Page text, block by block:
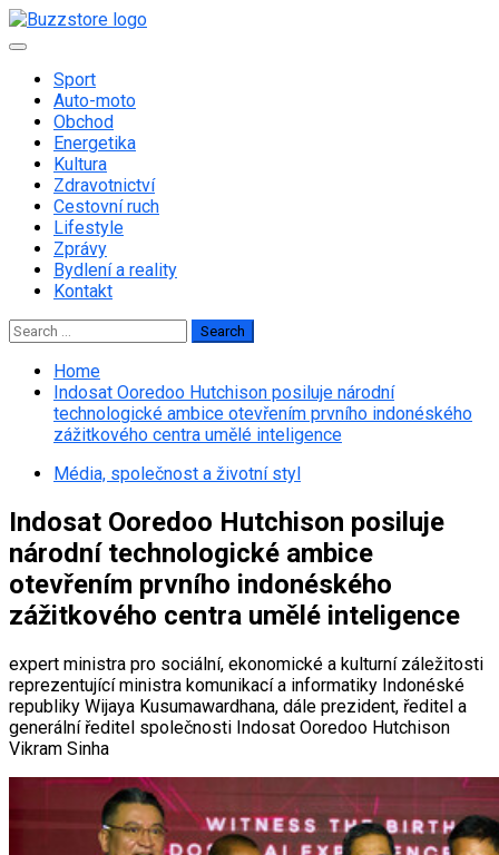
Skip
to
Primary
Sport
Auto-moto
Obchod
Energetika
Kultura
Zdravotnictví
Cestovní ruch
Lifestyle
Zprávy
Bydlení a reality
Kontakt
Search
for:
Home
Indosat Ooredoo Hutchison posiluje národní
technologické ambice otevřením prvního indonéského
zážitkového centra umělé inteligence
Média, společnost a životní styl
Indosat Ooredoo Hutchison posiluje
národní technologické ambice
otevřením prvního indonéského
zážitkového centra umělé inteligence
expert ministra pro sociální, ekonomické a kulturní záležitosti
reprezentující ministra komunikací a informatiky Indonéské
republiky Wijaya Kusumawardhana, dále prezident, ředitel a
generální ředitel společnosti Indosat Ooredoo Hutchison
Vikram Sinha